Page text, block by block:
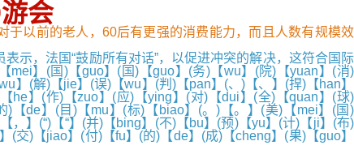
会
以前的老人，60后有更强的消费能力，而且人数有规模效
，法国“鼓励所有对话”，以促进冲突的解决，这符合国际
】(国)【guo】(国)【guo】(务)【wu】(院)【yuan】(消)
】(解)【jie】(误)【wu】(判)【pan】(、)【、】(捍)【han】
he】(作)【zuo】(应)【ying】(对)【dui】(全)【quan】(球)
【de】(目)【mu】(标)【biao】(。)【。】(美)【mei】(国)
】(“)【“】(并)【bing】(不)【bu】(预)【yu】(计)【ji】(布)
交)【jiao】(付)【fu】(的)【de】(成)【cheng】(果)【guo】